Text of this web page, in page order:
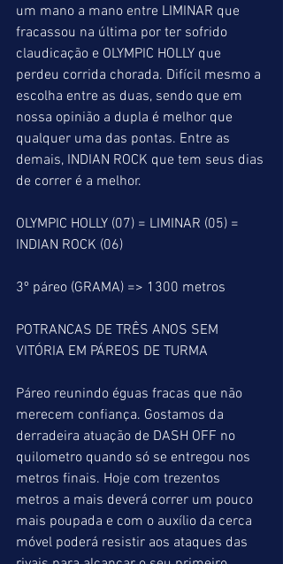
um mano a mano entre LIMINAR que
fracassou na última por ter sofrido
claudicação e OLYMPIC HOLLY que
perdeu corrida chorada. Difícil mesmo a
escolha entre as duas, sendo que em
nossa opinião a dupla é melhor que
qualquer uma das pontas. Entre as
demais, INDIAN ROCK que tem seus dias
de correr é a melhor.
OLYMPIC HOLLY (07) = LIMINAR (05) =
INDIAN ROCK (06)
3º páreo (GRAMA) => 1300 metros
POTRANCAS DE TRÊS ANOS SEM
VITÓRIA EM PÁREOS DE TURMA
Páreo reunindo éguas fracas que não
merecem confiança. Gostamos da
derradeira atuação de DASH OFF no
quilometro quando só se entregou nos
metros finais. Hoje com trezentos
metros a mais deverá correr um pouco
mais poupada e com o auxílio da cerca
móvel poderá resistir aos ataques das